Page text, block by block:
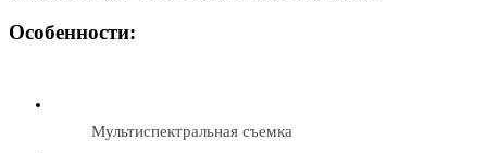
Особенности:
Мультиспектральная съемка